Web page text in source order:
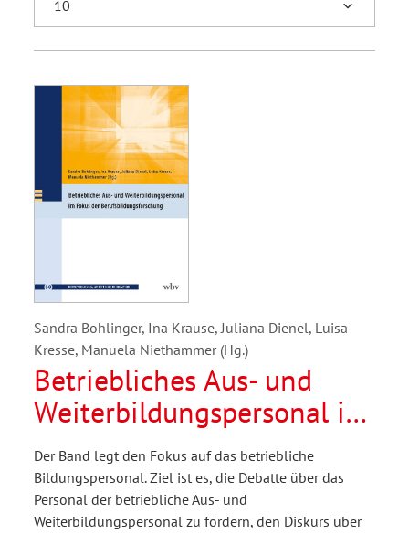
Sandra Bohlinger, Ina Krause, Juliana Dienel, Luisa
Kresse, Manuela Niethammer (Hg.)
Betriebliches Aus- und
Weiterbildungspersonal im
Fokus der
Berufsbildungsforschung
Der Band legt den Fokus auf das betriebliche
Bildungspersonal. Ziel ist es, die Debatte über das
Personal der betriebliche Aus- und
Weiterbildungspersonal zu fördern, den Diskurs über